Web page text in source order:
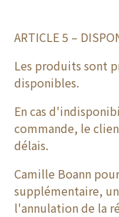
ARTICLE 5 –
Les produits sont
disponibles.
En cas
commande, le
délais.
Camille Boann
supplémentaire,
l'annulation de la